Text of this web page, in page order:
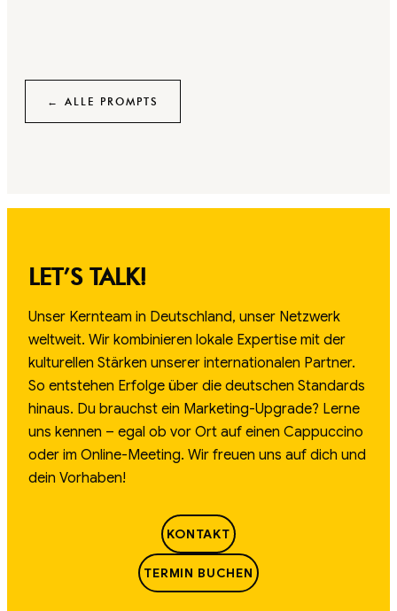
← ALLE PROMPTS
LET’S TALK!
Unser Kernteam in Deutschland, unser Netzwerk
weltweit. Wir kombinieren lokale Expertise mit der
kulturellen Stärken unserer internationalen Partner.
So entstehen Erfolge über die deutschen Standards
hinaus. Du brauchst ein Marketing-Upgrade? Lerne
uns kennen – egal ob vor Ort auf einen Cappuccino
oder im Online-Meeting. Wir freuen uns auf dich und
dein Vorhaben!
KONTAKT
TERMIN BUCHEN